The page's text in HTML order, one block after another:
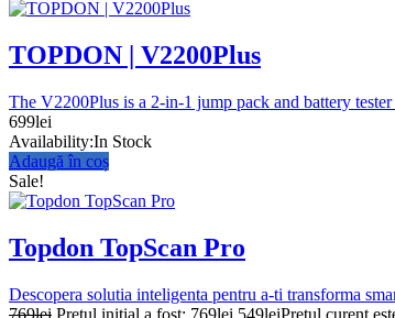
TOPDON | V2200Plus
The V2200Plus is a 2-in-1 jump pack and battery
699lei
Availability:In Stock
Adaugă în coș
Sale!
Topdon TopScan Pro
Descopera solutia inteligenta pentru a-ti transforma
769lei Prețul inițial a fost: 769lei. 549leiPrețul curent